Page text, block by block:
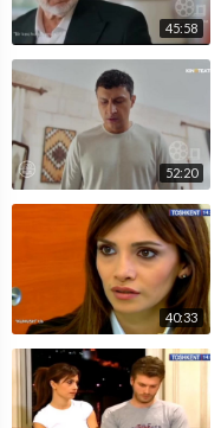
45:58
52:20
40:33